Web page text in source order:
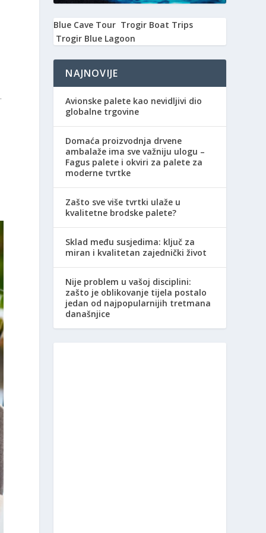
Blue Cave Tour Trogir Boat Trips
Trogir Blue Lagoon
NAJNOVIJE
Avionske palete kao nevidljivi dio
globalne trgovine
Domaća proizvodnja drvene
ambalaže ima sve važniju ulogu –
Fagus palete i okviri za palete za
moderne tvrtke
Zašto sve više tvrtki ulaže u
kvalitetne brodske palete?
Sklad među susjedima: ključ za
miran i kvalitetan zajednički život
Nije problem u vašoj disciplini:
zašto je oblikovanje tijela postalo
jedan od najpopularnijih tretmana
današnjice